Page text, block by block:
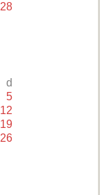
28
d
5
12
19
26